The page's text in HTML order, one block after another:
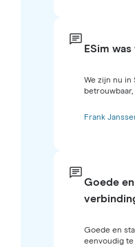
ESim
We zijn nu in
betrouwbaar,
Frank
Goede
Goede en
eenvoudig